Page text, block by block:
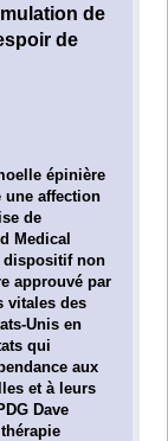
de
de
épinière
une affection
de
Medical
dispositif non
approuvé par
vitales des
Unis en
qui
aux
et à leurs
Dave